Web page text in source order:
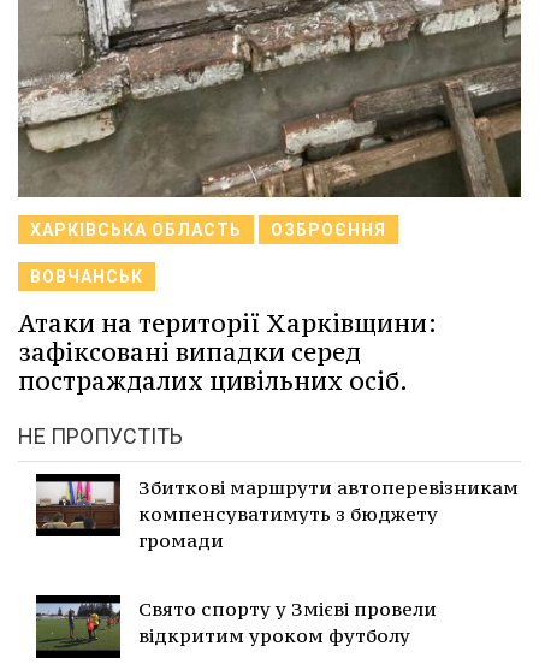
ХАРКІВСЬКА ОБЛАСТЬ ОЗБРОЄННЯ
ВОВЧАНСЬК
Атаки на території Харківщини:
зафіксовані випадки серед
постраждалих цивільних осіб.
НЕ ПРОПУСТІТЬ
Збиткові маршрути автоперевізникам
компенсуватимуть з бюджету
громади
Свято спорту у Змієві провели
відкритим уроком футболу